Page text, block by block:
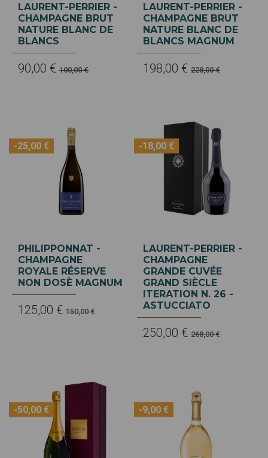
LAURENT-PERRIER -
CHAMPAGNE BRUT
NATURE BLANC DE
BLANCS
90,00 € 100,00 €
LAURENT-PERRIER -
CHAMPAGNE BRUT
NATURE BLANC DE
BLANCS MAGNUM
198,00 € 228,00 €
-25,00 €
PHILIPPONNAT -
CHAMPAGNE
ROYALE RÉSERVE
NON DOSÈ MAGNUM
125,00 € 150,00 €
-18,00 €
LAURENT-PERRIER -
CHAMPAGNE
GRANDE CUVÉE
GRAND SIÈCLE
ITERATION N. 26 -
ASTUCCIATO
250,00 € 268,00 €
-50,00 € -9,00 €